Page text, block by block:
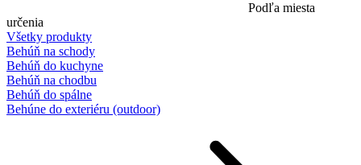
Podľa miesta
určenia
Všetky produkty
Behúň na schody
Behúň do kuchyne
Behúň na chodbu
Behúň do spálne
Behúne do exteriéru (outdoor)